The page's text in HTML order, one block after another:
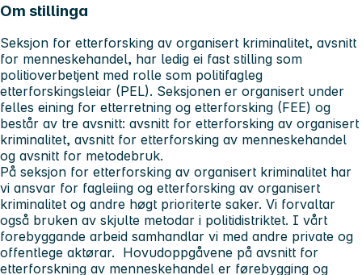
Om stillinga
Seksjon for etterforsking av organisert kriminalitet, avsnitt
for menneskehandel, har ledig ei fast stilling som
politioverbetjent med rolle som politifagleg
etterforskingsleiar (PEL). Seksjonen er organisert under
felles eining for etterretning og etterforsking (FEE) og
består av tre avsnitt: avsnitt for etterforsking av organisert
kriminalitet, avsnitt for etterforsking av menneskehandel
og avsnitt for metodebruk.
På seksjon for etterforsking av organisert kriminalitet har
vi ansvar for fagleiing og etterforsking av organisert
kriminalitet og andre høgt prioriterte saker. Vi forvaltar
også bruken av skjulte metodar i politidistriktet. I vårt
forebyggande arbeid samhandlar vi med andre private og
offentlege aktørar. Hovudoppgåvene på avsnitt for
etterforskning av menneskehandel er førebygging og